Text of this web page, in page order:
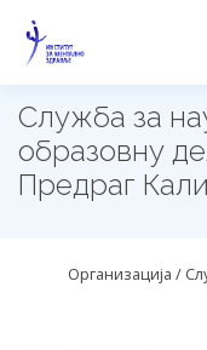
Служба за
образовну
Предраг
Организација /